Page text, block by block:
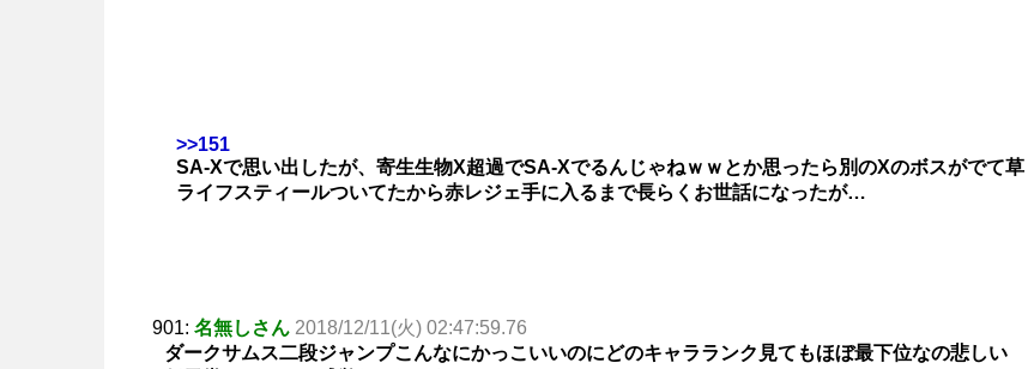
>>151
SA-Xで思い出したが、寄生生物X超過でSA-Xでるんじゃねｗｗとか思ったら別のXのボスがでて草
ライフスティールついてたから赤レジェ手に入るまで長らくお世話になったが…
901: 名無しさん 2018/12/11(火) 02:47:59.76
ダークサムス二段ジャンプこんなにかっこいいのにどのキャラランク見てもほぼ最下位なの悲しい